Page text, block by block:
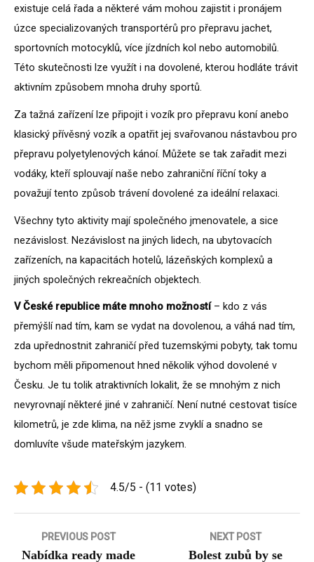
existuje celá řada a některé vám mohou zajistit i pronájem
úzce specializovaných transportérů pro přepravu jachet,
sportovních motocyklů, více jízdních kol nebo automobilů.
Této skutečnosti lze využít i na dovolené, kterou hodláte trávit
aktivním způsobem mnoha druhy sportů.
Za tažná zařízení lze připojit i vozík pro přepravu koní anebo
klasický přívěsný vozík a opatřit jej svařovanou nástavbou pro
přepravu polyetylenových kánoí. Můžete se tak zařadit mezi
vodáky, kteří splouvají naše nebo zahraniční říční toky a
považují tento způsob trávení dovolené za ideální relaxaci.
Všechny tyto aktivity mají společného jmenovatele, a sice
nezávislost. Nezávislost na jiných lidech, na ubytovacích
zařízeních, na kapacitách hotelů, lázeňských komplexů a
jiných společných rekreačních objektech.
V České republice máte mnoho možností– kdo z vás
přemýšlí nad tím, kam se vydat na dovolenou, a váhá nad tím,
zda upřednostnit zahraničí před tuzemskými pobyty, tak tomu
bychom měli připomenout hned několik výhod dovolené v
Česku. Je tu tolik atraktivních lokalit, že se mnohým z nich
nevyrovnají některé jiné v zahraničí. Není nutné cestovat tisíce
kilometrů, je zde klima, na něž jsme zvyklí a snadno se
domluvíte všude mateřským jazykem.
4.5/5 - (11 votes)
Navigace
PREVIOUS POST
Nabídka ready made
NEXT POST
Bolest zubů by se